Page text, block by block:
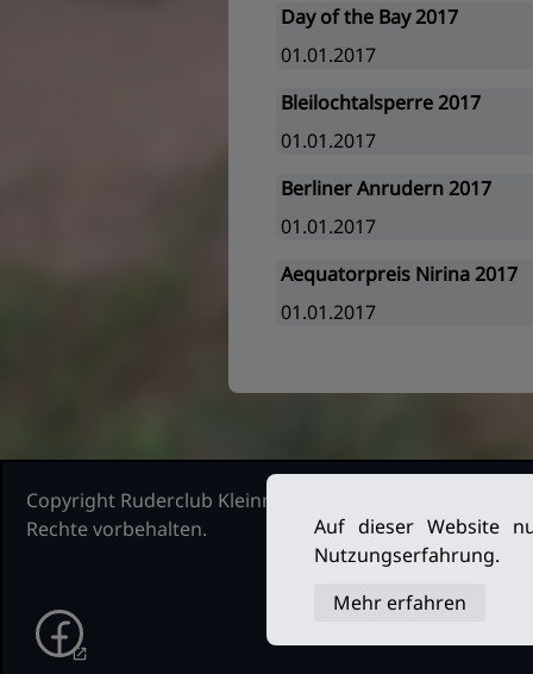
Day of the Bay 2017
01.01.2017
Bleilochtalsperre 2017
01.01.2017
Berliner Anrudern 2017
01.01.2017
Aequatorpreis Nirina 2017
01.01.2017
Copyright Ruderclub Kleinmachnow Stahnsdorf Teltow,
Rechte vorbehalten.
Auf dieser Website
Nutzungserfahrung.
Mehr erfahren